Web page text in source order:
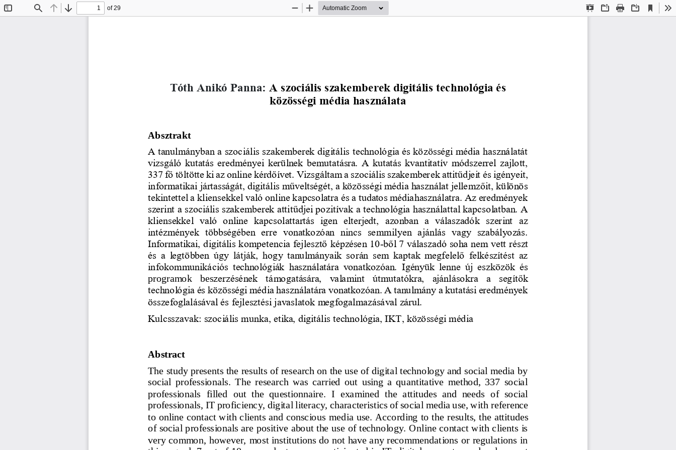
Find Previous
Next
of 29
Presentation
OpenPrint Download
Current
View
Zoom
Zoom
Tóth Anikó Panna: A szociális szakemberek digitális technológia és
közösségi média használata
Absztrakt
A tanulmányban a szociális szakemberek digitális technológia és közösségi média használatát
vizsgáló kutatás eredményei kerülnek bemutatásra. A kutatás kvantitatív módszerrel zajlott,
337 fő töltötte ki az online kérdőívet. Vizsgáltam a szociális szakemberek attitűdjeit és igényeit,
informatikai jártasságát, digitális műveltségét, a közösségi média használat jellemzőit, különös
tekintettel a kliensekkel való online kapcsolatra és a tudatos médiahasználatra. Az eredmények
szerint a szociális szakemberek attitűdjei pozitívak a technológia használattal kapcsolatban. A
kliensekkel  való  online  kapcsolattartás  igen  elterjedt,  azonban  a  válaszadók  szerint  az
intézmények  többségében  erre  vonatkozóan  nincs  semmilyen  ajánlás  vagy  szabályozás.
Informatikai, digitális kompetencia fejlesztő képzésen 10-ből 7 válaszadó soha nem vett részt
és  a  legtöbben  úgy  látják,  hogy  tanulmányaik  során  sem  kaptak  megfelelő  felkészítést  az
infokommunikációs  technológiák  használatára  vonatkozóan.  Igényük  lenne  új  eszközök  és
programok   beszerzésének  támogatására,  valamint  útmutatókra,  ajánlásokra  a  segítők
technológia és közösségi média használatára vonatkozóan. A tanulmány a kutatási eredmények
összefoglalásával és fejlesztési javaslatok megfogalmazásával zárul.
Kulcsszavak: szociális munka, etika, digitális technológia, IKT, közösségi média
Abstract
The study presents the results of research on the use of digital technology and social media by
social  professionals.  The  research  was  carried  out  using  a  quantitative  method,  337  social
professionals  filled  out  the  questionnaire.  I  examined  the  attitudes  and  needs  of  social
professionals, IT proficiency, digital literacy, characteristics of social media use, with reference
to online contact with clients and conscious media use. According to the results, the attitudes
of social professionals are positive about the use of technology. Online contact with clients is
very common, however, most institutions do not have any recommendations or regulations in